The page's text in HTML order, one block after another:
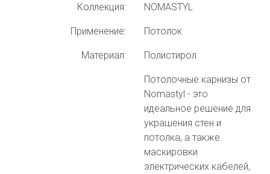
Коллекция: NOMASTYL
Применение: Потолок
Материал: Полистирол
Потолочные карнизы от
Nomastyl - это
идеальное решение для
украшения стен и
потолка, а также
маскировки
электрических кабелей,